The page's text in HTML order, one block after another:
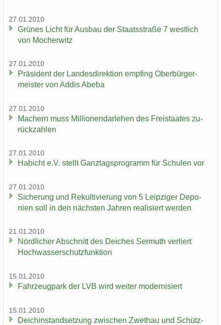
27.01.2010
Grü­nes Licht für Aus­bau der Staats­stra­ße 7 west­lich
von Mo­cher­witz
27.01.2010
Prä­si­dent der Lan­des­di­rek­ti­on emp­fing Ober­bür­ger­
meis­ter von Addis Abeba
27.01.2010
Ma­chern muss Mil­lio­nen­dar­le­hen des Frei­staa­tes zu­
rück­zah­len
27.01.2010
Ha­bicht e.V. stellt Ganz­tags­pro­gramm für Schu­len vor
27.01.2010
Si­che­rung und Re­kul­ti­vie­rung von 5 Leip­zi­ger De­po­
nien soll in den nächs­ten Jah­ren rea­li­siert wer­den
21.01.2010
Nörd­li­cher Ab­schnitt des Dei­ches Ser­muth ver­liert
Hoch­was­ser­schutz­funk­ti­on
15.01.2010
Fahr­zeug­park der LVB wird wei­ter mo­der­ni­siert
15.01.2010
Deich­in­stand­set­zung zwi­schen Zwet­hau und Schütz­